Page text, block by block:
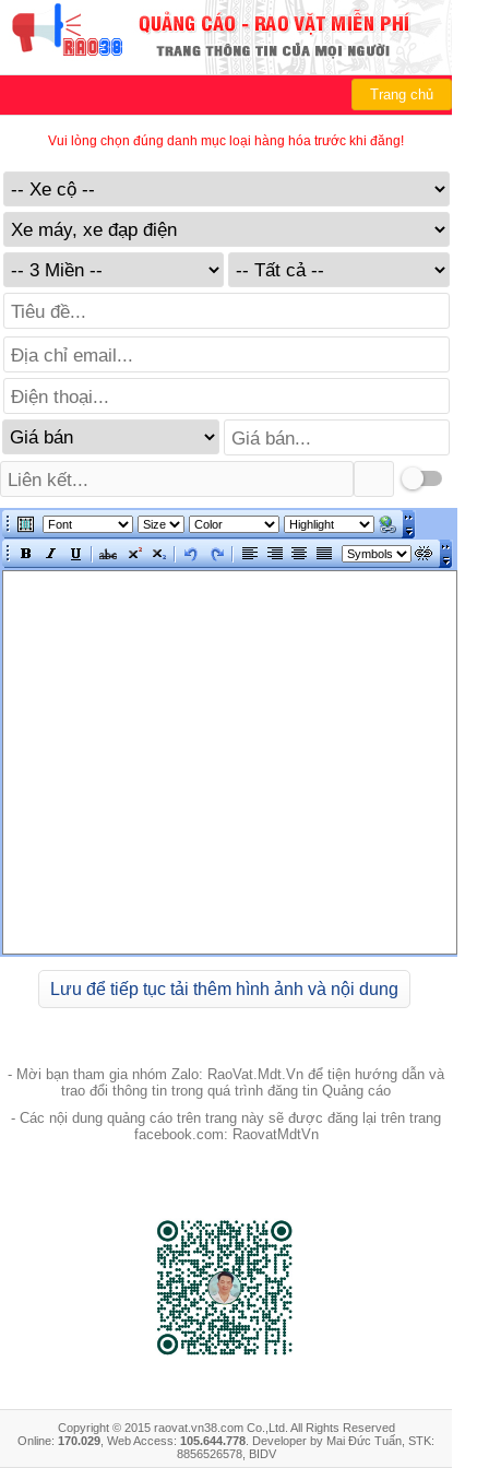
Trang chủ
Vui lòng chọn đúng danh mục loại hàng hóa trước khi đăng!
Lưu để tiếp tục tải thêm hình ảnh và nội dung
- Mời bạn tham gia nhóm Zalo: RaoVat.Mdt.Vn để tiện hướng dẫn và
trao đổi thông tin trong quá trình đăng tin Quảng cáo
- Các nội dung quảng cáo trên trang này sẽ được đăng lại trên trang
facebook.com: RaovatMdtVn
Copyright © 2015 raovat.vn38.com Co.,Ltd. All Rights Reserved
Online: 170.029 , Web Access: 105.644.778 . Developer by Mai Đức Tuấn, STK:
8856526578, BIDV